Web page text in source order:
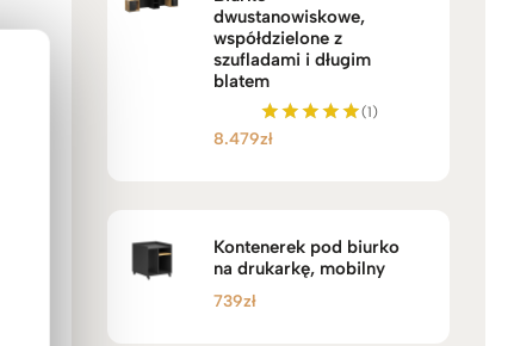
dwustanowiskowe,
współdzielone z
szufladami i długim
blatem
Oceniono
(1)
8.479zł
Kontenerek pod biurko
na drukarkę, mobilny
739zł